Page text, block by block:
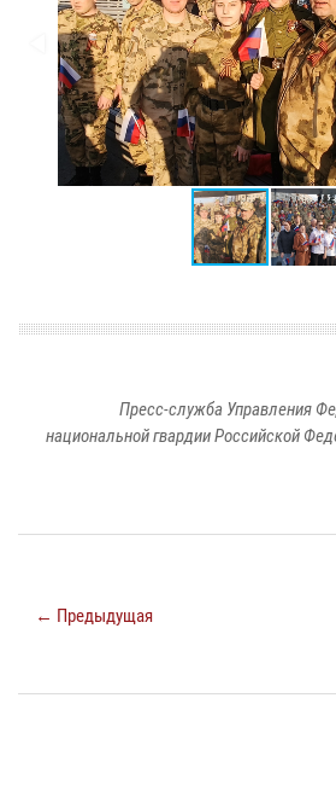
Пресс-служба Управления
национальной гвардии Российской
← Предыдущая